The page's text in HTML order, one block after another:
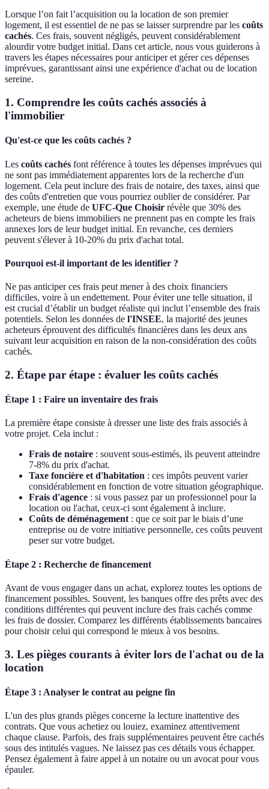
Lorsque l’on fait l’acquisition ou la location de son premier
logement, il est essentiel de ne pas se laisser surprendre par les coûts
cachés. Ces frais, souvent négligés, peuvent considérablement
alourdir votre budget initial. Dans cet article, nous vous guiderons à
travers les étapes nécessaires pour anticiper et gérer ces dépenses
imprévues, garantissant ainsi une expérience d'achat ou de location
sereine.
1. Comprendre les coûts cachés associés à
l'immobilier
Qu'est-ce que les coûts cachés ?
Les coûts cachés font référence à toutes les dépenses imprévues qui
ne sont pas immédiatement apparentes lors de la recherche d'un
logement. Cela peut inclure des frais de notaire, des taxes, ainsi que
des coûts d'entretien que vous pourriez oublier de considérer. Par
exemple, une étude de UFC-Que Choisir révèle que 30% des
acheteurs de biens immobiliers ne prennent pas en compte les frais
annexes lors de leur budget initial. En revanche, ces derniers
peuvent s'élever à 10-20% du prix d'achat total.
Pourquoi est-il important de les identifier ?
Ne pas anticiper ces frais peut mener à des choix financiers
difficiles, voire à un endettement. Pour éviter une telle situation, il
est crucial d’établir un budget réaliste qui inclut l’ensemble des frais
potentiels. Selon les données de l'INSEE, la majorité des jeunes
acheteurs éprouvent des difficultés financières dans les deux ans
suivant leur acquisition en raison de la non-considération des coûts
cachés.
2. Étape par étape : évaluer les coûts cachés
Étape 1 : Faire un inventaire des frais
La première étape consiste à dresser une liste des frais associés à
votre projet. Cela inclut :
Frais de notaire : souvent sous-estimés, ils peuvent atteindre
7-8% du prix d'achat.
Taxe foncière et d'habitation : ces impôts peuvent varier
considérablement en fonction de votre situation géographique.
Frais d'agence : si vous passez par un professionnel pour la
location ou l'achat, ceux-ci sont également à inclure.
Coûts de déménagement: que ce soit par le biais d’une
entreprise ou de votre initiative personnelle, ces coûts peuvent
peser sur votre budget.
Étape 2 : Recherche de financement
Avant de vous engager dans un achat, explorez toutes les options de
financement possibles. Souvent, les banques offre des prêts avec des
conditions différentes qui peuvent inclure des frais cachés comme
les frais de dossier. Comparez les différents établissements bancaires
pour choisir celui qui correspond le mieux à vos besoins.
3. Les pièges courants à éviter lors de l'achat ou de la
location
Étape 3 : Analyser le contrat au peigne fin
L'un des plus grands pièges concerne la lecture inattentive des
contrats. Que vous achetiez ou louiez, examinez attentivement
chaque clause. Parfois, des frais supplémentaires peuvent être cachés
sous des intitulés vagues. Ne laissez pas ces détails vous échapper.
Pensez également à faire appel à un notaire ou un avocat pour vous
épauler.